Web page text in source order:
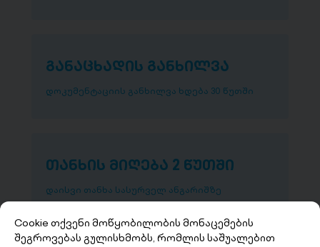
განაცხადის განხილვა
დოკუმენტაციის განხილვა ხდება 30 წუთში
თანხის მიღება 2 წუთში
დაისვი თანხა სასურველ ანგარიშზე
Cookie თქვენი მოწყობილობის მონაცემების
შეგროვებას გულისხმობს, რომლის საშუალებით